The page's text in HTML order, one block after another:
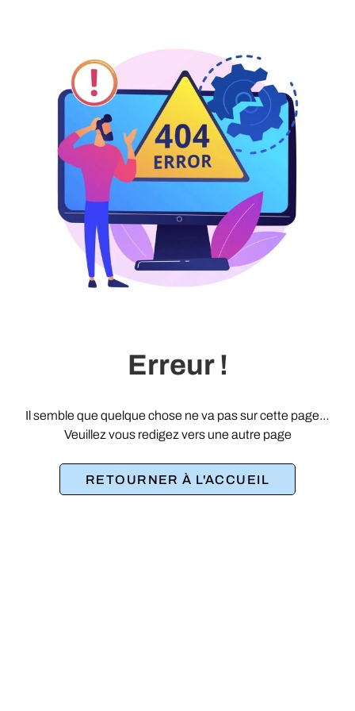
Erreur !
Il semble que quelque chose ne va pas sur cette page…
Veuillez vous redigez vers une autre page
RETOURNER À L'ACCUEIL